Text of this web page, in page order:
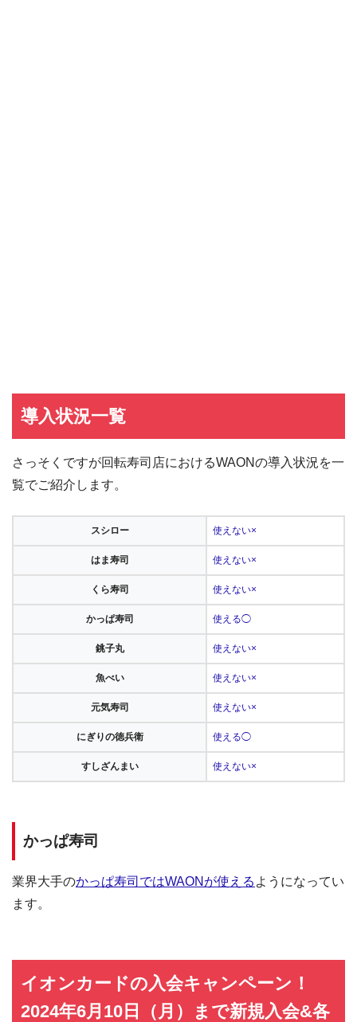
導入状況一覧
さっそくですが回転寿司店におけるWAONの導入状況を一
覧でご紹介します。
スシロー 使えない×
はま寿司 使えない×
くら寿司 使えない×
かっぱ寿司 使える◯
銚子丸 使えない×
魚べい 使えない×
元気寿司 使えない×
にぎりの徳兵衛 使える◯
すしざんまい 使えない×
かっぱ寿司
業界大手のかっぱ寿司ではWAONが使える ようになってい
ます。
イオンカードの入会キャンペーン！
2024年6月10日（月）まで新規入会&各